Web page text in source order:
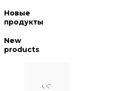
Новые
продукты
New
products